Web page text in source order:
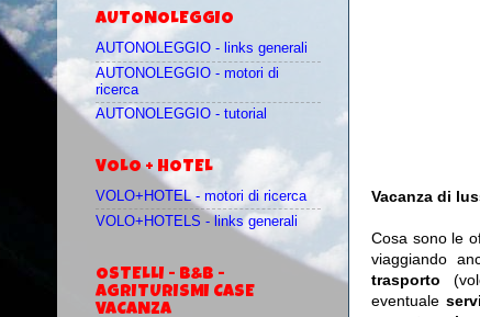
Vacanza di
Cosa sono le
viaggiando
trasporto
eventuale
AUTONOLEGGIO
AUTONOLEGGIO - links generali
AUTONOLEGGIO - motori di
ricerca
AUTONOLEGGIO - tutorial
VOLO + HOTEL
VOLO+HOTEL - motori di ricerca
VOLO+HOTELS - links generali
OSTELLI - B&B -
AGRITURISMI CASE
VACANZA